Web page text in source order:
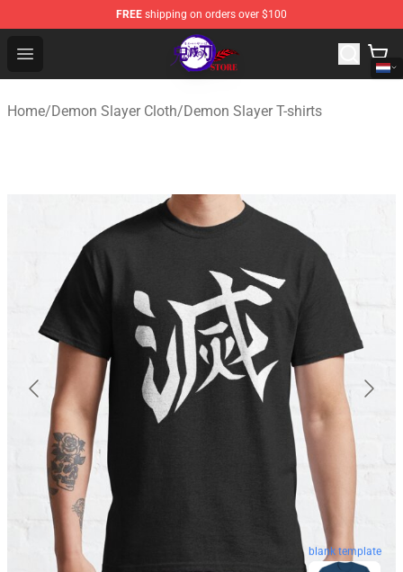
FREE shipping on orders over $100
Open menu
Kimetsu no Yaiba Store - Official Kimetsu no Yaiba
Home/Demon Slayer Cloth/Demon Slayer T-shirts
blank template